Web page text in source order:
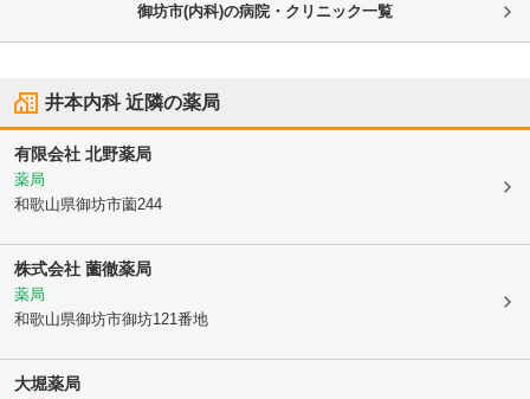
御坊市(内科)の病院・クリニック一覧
井本内科近隣の薬局
有限会社 北野薬局
薬局
和歌山県御坊市薗244
株式会社 薗徹薬局
薬局
和歌山県御坊市御坊121番地
大堀薬局